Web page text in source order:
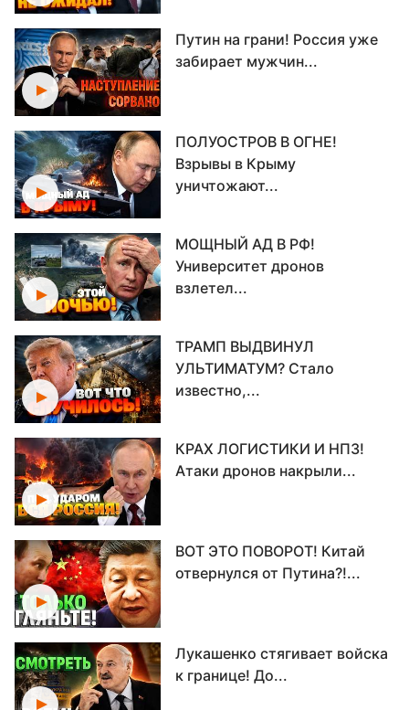
Путин на грани! Россия уже
забирает мужчин...
ПОЛУОСТРОВ В ОГНЕ!
Взрывы в Крыму
уничтожают...
МОЩНЫЙ АД В РФ!
Университет дронов
взлетел...
ТРАМП ВЫДВИНУЛ
УЛЬТИМАТУМ? Стало
известно,...
КРАХ ЛОГИСТИКИ И НПЗ!
Атаки дронов накрыли...
ВОТ ЭТО ПОВОРОТ! Китай
отвернулся от Путина?!...
Лукашенко стягивает войска
к границе! До...